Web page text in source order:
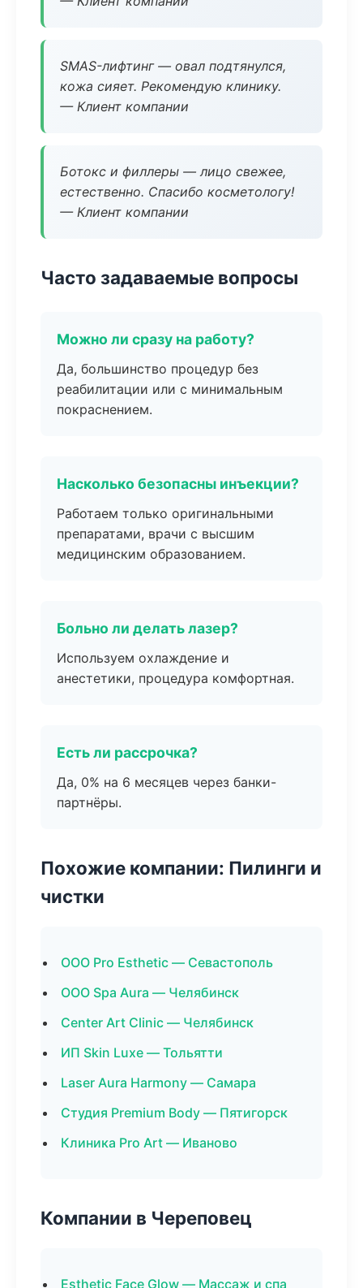
SMAS-лифтинг — овал подтянулся,
кожа сияет. Рекомендую клинику.
— Клиент компании
Ботокс и филлеры — лицо свежее,
естественно. Спасибо косметологу!
— Клиент компании
Часто задаваемые вопросы
Можно ли сразу на работу?
Да, большинство процедур без
реабилитации или с минимальным
покраснением.
Насколько безопасны инъекции?
Работаем только оригинальными
препаратами, врачи с высшим
медицинским образованием.
Больно ли делать лазер?
Используем охлаждение и
анестетики, процедура комфортная.
Есть ли рассрочка?
Да, 0% на 6 месяцев через банки-
партнёры.
Похожие компании: Пилинги и
чистки
ООО Pro Esthetic — Севастополь
ООО Spa Aura — Челябинск
Center Art Clinic — Челябинск
ИП Skin Luxe — Тольятти
Laser Aura Harmony — Самара
Студия Premium Body — Пятигорск
Клиника Pro Art — Иваново
Компании в Череповец
Esthetic Face Glow — Массаж и спа